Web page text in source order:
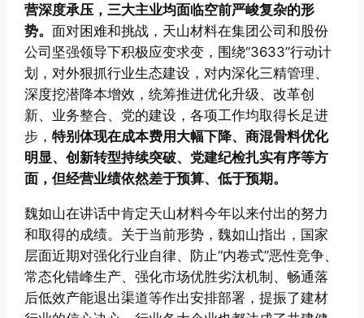
营深度承压，三大主业均面临空前严峻复杂的形
势。面对困难和挑战，天山材料在集团公司和股份
公司坚强领导下积极应变求变，围绕“3633”行动计
划，对外狠抓行业生态建设，对内深化三精管理、
深度挖潜降本增效，统筹推进优化升级、改革创
新、业务整合、党的建设，各项工作均取得长足进
步，特别体现在成本费用大幅下降、商混骨料优化
明显、创新转型持续突破、党建纪检扎实有序等方
面，但经营业绩依然差于预算、低于预期。
魏如山在讲话中肯定天山材料今年以来付出的努力
和取得的成绩。关于当前形势，魏如山指出，国家
层面近期对强化行业自律、防止“内卷式”恶性竞争、
常态化错峰生产、强化市场优胜劣汰机制、畅通落
后低效产能退出渠道等作出安排部署，提振了建材